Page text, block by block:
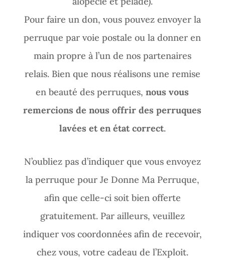
Pour faire un don, vous pouvez envoyer la
perruque par voie postale ou la donner en
main propre à l’un de nos partenaires
relais. Bien que nous réalisons une remise
en beauté des perruques, nous vous
remercions de nous offrir des perruques
lavées et en état correct.
N’oubliez pas d’indiquer que vous envoyez
la perruque pour Je Donne Ma Perruque,
afin que celle-ci soit bien offerte
gratuitement. Par ailleurs, veuillez
indiquer vos coordonnées afin de recevoir,
chez vous, votre cadeau de l’Exploit.